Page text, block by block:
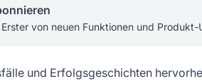
Erster von neuen Funktionen und Produkt-
und Erfolgsgeschichten